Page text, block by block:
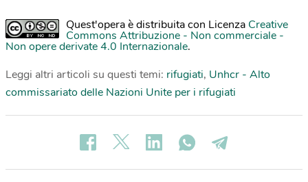
Quest'opera è distribuita con Licenza Creative
Commons Attribuzione - Non commerciale -
Non opere derivate 4.0 Internazionale.
Leggi altri articoli su questi temi: rifugiati, Unhcr - Alto
commissariato delle Nazioni Unite per i rifugiati